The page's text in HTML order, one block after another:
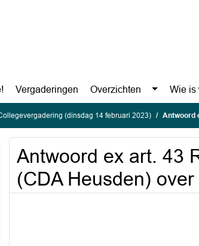
Vergaderingen Overzichten Wie is
(dinsdag 14 februari 2023) Antwoord ex
Antwoord ex art. 43
(CDA Heusden)